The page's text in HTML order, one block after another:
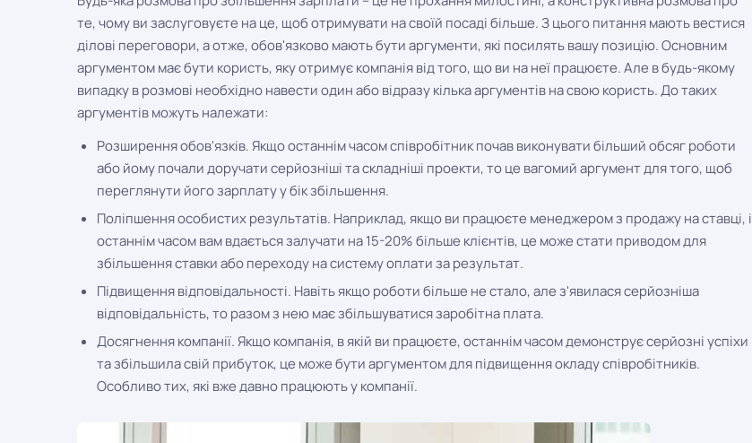
те, чому ви заслуговуєте на це, щоб отримувати на своїй посаді більше. З цього питання мають вестися
ділові переговори, а отже, обов'язково мають бути аргументи, які посилять вашу позицію. Основним
аргументом має бути користь, яку отримує компанія від того, що ви на неї працюєте. Але в будь-якому
випадку в розмові необхідно навести один або відразу кілька аргументів на свою користь. До таких
аргументів можуть належати:
Розширення обов'язків. Якщо останнім часом співробітник почав виконувати більший обсяг роботи
або йому почали доручати серйозніші та складніші проекти, то це вагомий аргумент для того, щоб
переглянути його зарплату у бік збільшення.
Поліпшення особистих результатів. Наприклад, якщо ви працюєте менеджером з продажу на ставці, і
останнім часом вам вдається залучати на 15-20% більше клієнтів, це може стати приводом для
збільшення ставки або переходу на систему оплати за результат.
Підвищення відповідальності. Навіть якщо роботи більше не стало, але з'явилася серйозніша
відповідальність, то разом з нею має збільшуватися заробітна плата.
Досягнення компанії. Якщо компанія, в якій ви працюєте, останнім часом демонструє серйозні успіхи
та збільшила свій прибуток, це може бути аргументом для підвищення окладу співробітників.
Особливо тих, які вже давно працюють у компанії.